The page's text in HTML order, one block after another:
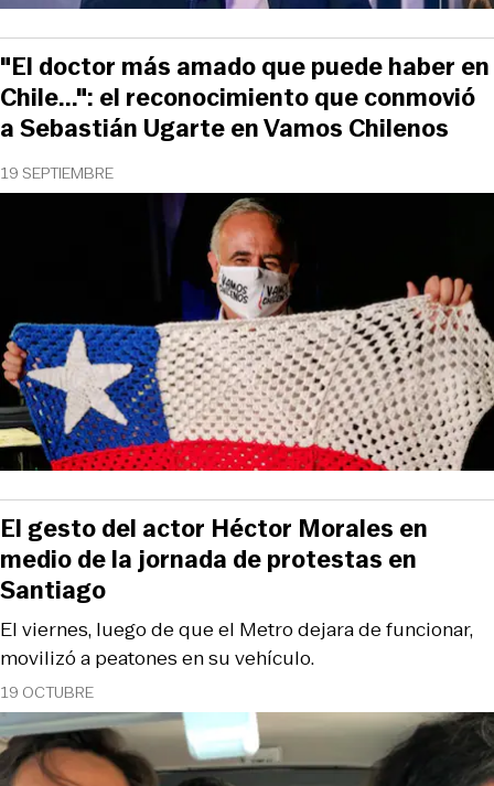
19 SEPTIEMBRE
"El doctor más amado que puede haber en
Chile...": el reconocimiento que conmovió
a Sebastián Ugarte en Vamos Chilenos
19 OCTUBRE
El viernes, luego de que el Metro dejara de funcionar,
movilizó a peatones en su vehículo.
El gesto del actor Héctor Morales en
medio de la jornada de protestas en
Santiago